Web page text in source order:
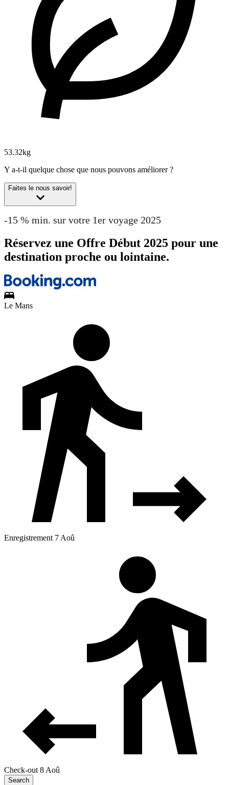
53.32kg
Y a-t-il quelque chose que nous pouvons améliorer ?
Faites le nous savoir!
-15 % min. sur votre 1er voyage 2025
Réservez une Offre Début 2025 pour une
destination proche ou lointaine.
Le Mans
Enregistrement 7 Aoû
Check-out 8 Aoû
Search